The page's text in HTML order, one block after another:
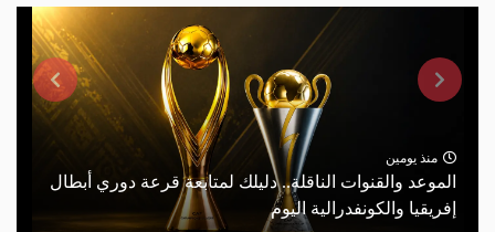
منذ يومين
الموعد والقنوات الناقلة.. دليلك لمتابعة قرعة دوري أبطال
إفريقيا والكونفدرالية اليوم